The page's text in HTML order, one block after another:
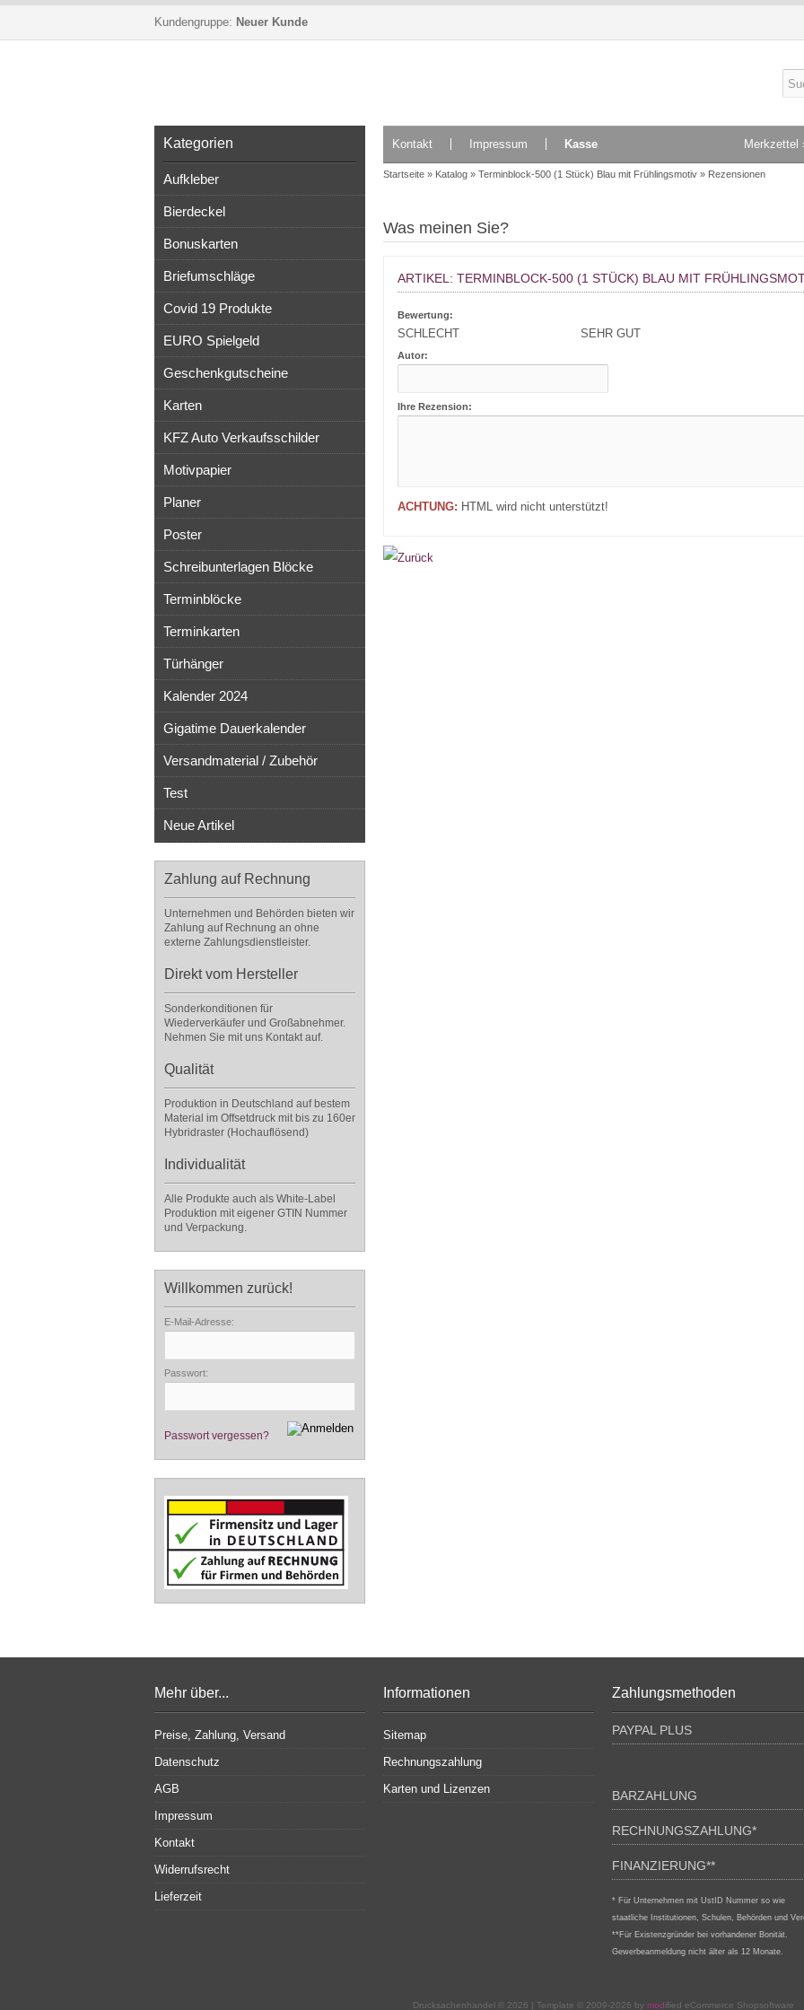
Kundengruppe: Neuer Kunde
Kategorien
Aufkleber
Bierdeckel
Bonuskarten
Briefumschläge
Covid 19 Produkte
EURO Spielgeld
Geschenkgutscheine
Karten
KFZ Auto Verkaufsschilder
Motivpapier
Planer
Poster
Schreibunterlagen Blöcke
Terminblöcke
Terminkarten
Türhänger
Kalender 2024
Gigatime Dauerkalender
Versandmaterial / Zubehör
Test
Neue Artikel
Zahlung auf Rechnung
Unternehmen und Behörden bieten wir
Zahlung auf Rechnung an ohne
externe Zahlungsdienstleister.
Direkt vom Hersteller
Sonderkonditionen für
Wiederverkäufer und Großabnehmer.
Nehmen Sie mit uns Kontakt auf.
Qualität
Produktion in Deutschland auf bestem
Material im Offsetdruck mit bis zu 160er
Hybridraster (Hochauflösend)
Individualität
Alle Produkte auch als White-Label
Produktion mit eigener GTIN Nummer
und Verpackung.
Willkommen zurück!
E-Mail-Adresse:
Passwort:
Passwort vergessen?
Kontakt Impressum Kasse Merkzettel
Startseite » Katalog » Terminblock-500 (1 Stück) Blau mit Frühlingsmotiv » Rezensionen
Was meinen Sie?
ARTIKEL: TERMINBLOCK-500 (1 STÜCK) BLAU MIT
Bewertung:
SCHLECHT SEHR GUT
Autor:
Ihre Rezension:
ACHTUNG: HTML wird nicht unterstützt!
Mehr über...
Preise, Zahlung, Versand
Datenschutz
AGB
Impressum
Kontakt
Widerrufsrecht
Lieferzeit
Informationen
Sitemap
Rechnungszahlung
Karten und Lizenzen
Zahlungsmethoden
PAYPAL PLUS
BARZAHLUNG
RECHNUNGSZAHLUNG*
FINANZIERUNG**
* Für Unternehmen mit UstID Nummer so wie
staatliche Institutionen, Schulen, Behörden und
**Für Existenzgründer bei vorhandener Bonität.
Gewerbeanmeldung nicht älter als 12 Monate.
Drucksachenhandel © 2026 | Template © 2009-2026 by mod ified eCommerce Shopsoftware